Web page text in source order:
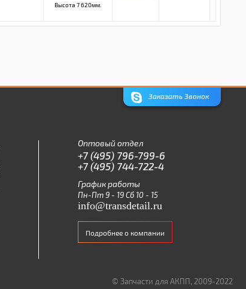
Высота 7 620мм.
Заказать Звонок
Оптовый отдел
+7 (495) 796-799-6
+7 (495) 744-722-4
График работы
Пн-Пт 9 - 19 Сб 10 - 15
info@transdetail.ru
Подробнее о компании
© Запчасти для АКПП, 2009-2022